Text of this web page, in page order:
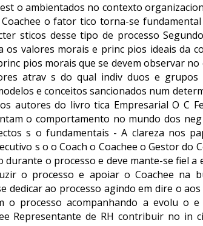
o ambientados no contexto
o fator tico torna-se
sticos desse tipo de processo
valores morais e princ pios ideais da
pios morais que se devem observar
atrav s do qual indiv duos e grupos
e conceitos sancionados num
autores do livro tica Empresarial O C
o comportamento no mundo dos
s o fundamentais - A clareza nos
s o o Coach o Coachee o Gestor do
durante o processo e deve mante-se fiel
o processo e apoiar o Coachee na
dedicar ao processo agindo em dire o
o processo acompanhando a evolu o e
Representante de RH contribuir no in